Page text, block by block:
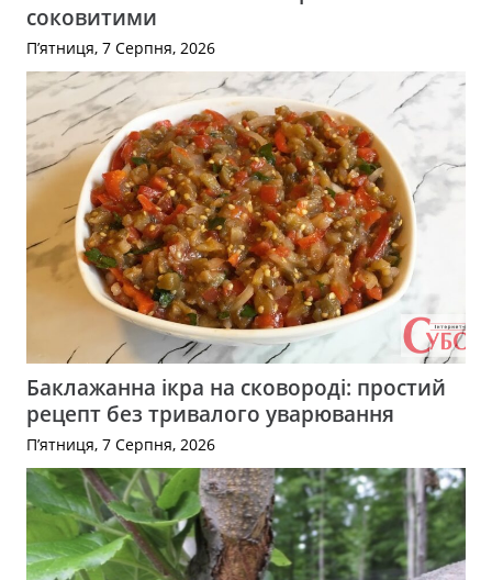
соковитими
П’ятниця, 7 Серпня, 2026
Баклажанна ікра на сковороді: простий
рецепт без тривалого уварювання
П’ятниця, 7 Серпня, 2026